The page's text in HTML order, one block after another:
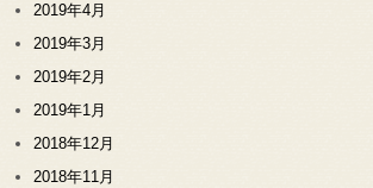
2019年4月
2019年3月
2019年2月
2019年1月
2018年12月
2018年11月